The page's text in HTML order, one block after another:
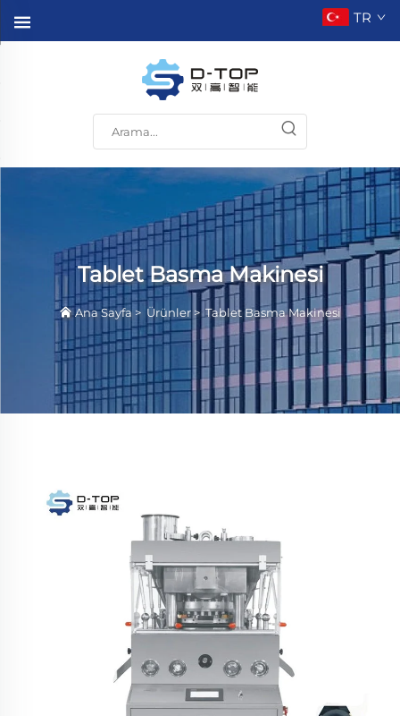
TR
Tablet Basma Makinesi
Ana Sayfa > Ürünler > Tablet Basma Makinesi